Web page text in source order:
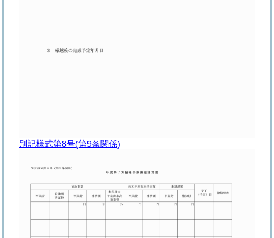
別記様式第8号(第9条関係)